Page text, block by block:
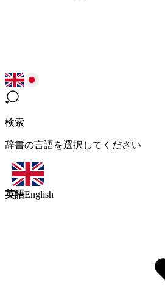
検索
辞書の言語を選択してください
英語English